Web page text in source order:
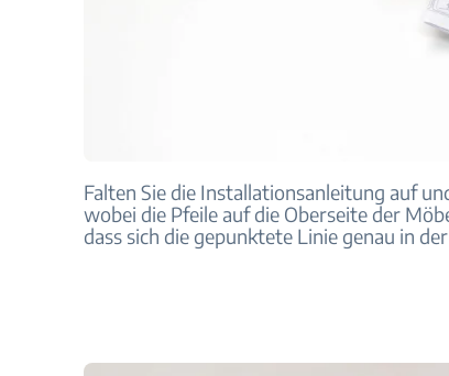
Falten Sie die Installationsanleitung auf
wobei die Pfeile auf die Oberseite der
dass sich die gepunktete Linie genau in